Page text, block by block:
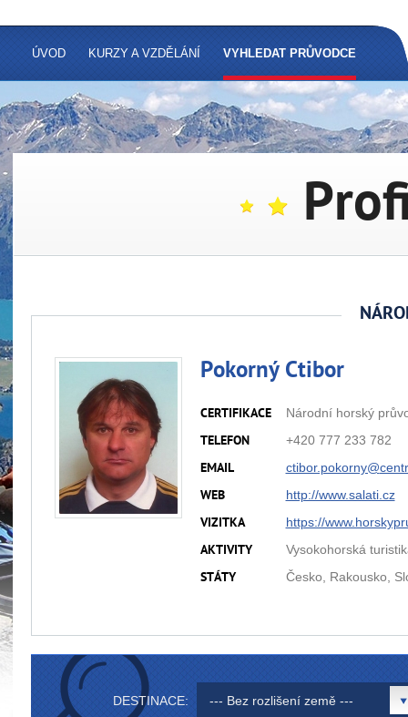
ÚVOD KURZY A VZDĚLÁNÍ VYHLEDAT PRŮVODCE
Pokorný Ctibor
CERTIFIKACE
Národní horský
TELEFON
+420 777 233 782
EMAIL
ctibor.pokorny@
WEB
http://www.salati.cz
VIZITKA
https://
AKTIVITY
Vysokohorská
STÁTY
Česko, Rakousko,
DESTINACE: --- Bez rozlišení země ---